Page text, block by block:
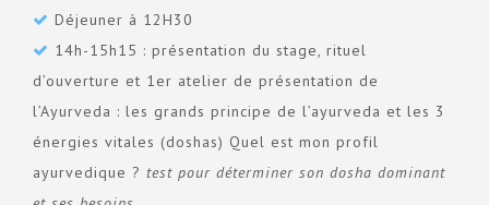
Déjeuner à 12H30
14h-15h15 : présentation du stage, rituel
d’ouverture et 1er atelier de présentation de
l’Ayurveda : les grands principe de l’ayurveda et les 3
énergies vitales (doshas) Quel est mon profil
ayurvedique ? test pour déterminer son dosha dominant